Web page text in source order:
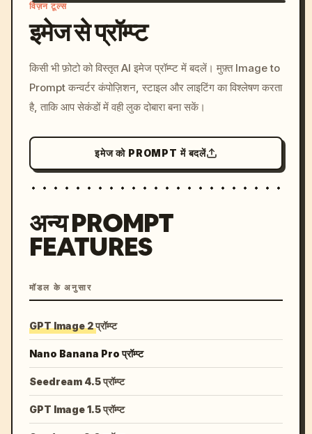
c, cyberpunk sunset, neon
colors, 8k --v 6.0
विज़न टूल्स
इमेज से प्रॉम्प्ट
किसी भी फ़ोटो को विस्तृत AI इमेज प्रॉम्प्ट में बदलें। मुफ़्त Image to
Prompt कन्वर्टर कंपोज़िशन, स्टाइल और लाइटिंग का विश्लेषण करता
है, ताकि आप सेकंडों में वही लुक दोबारा बना सकें।
इमेज को PROMPT में बदलें
अन्य PROMPT
FEATURES
मॉडल के अनुसार
GPT Image 2 प्रॉम्प्ट
Nano Banana Pro प्रॉम्प्ट
Seedream 4.5 प्रॉम्प्ट
GPT Image 1.5 प्रॉम्प्ट